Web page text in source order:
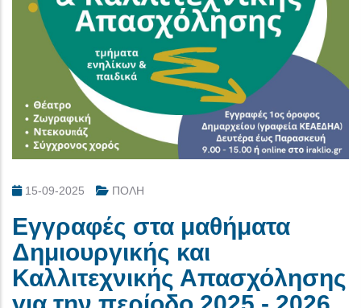
15-09-2025 ΠΟΛΗ
Εγγραφές στα μαθήματα
Δημιουργικής και
Καλλιτεχνικής Απασχόλησης